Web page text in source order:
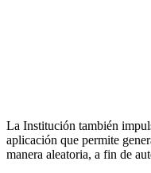
La Institución también
aplicación que permite
manera aleatoria, a fin de